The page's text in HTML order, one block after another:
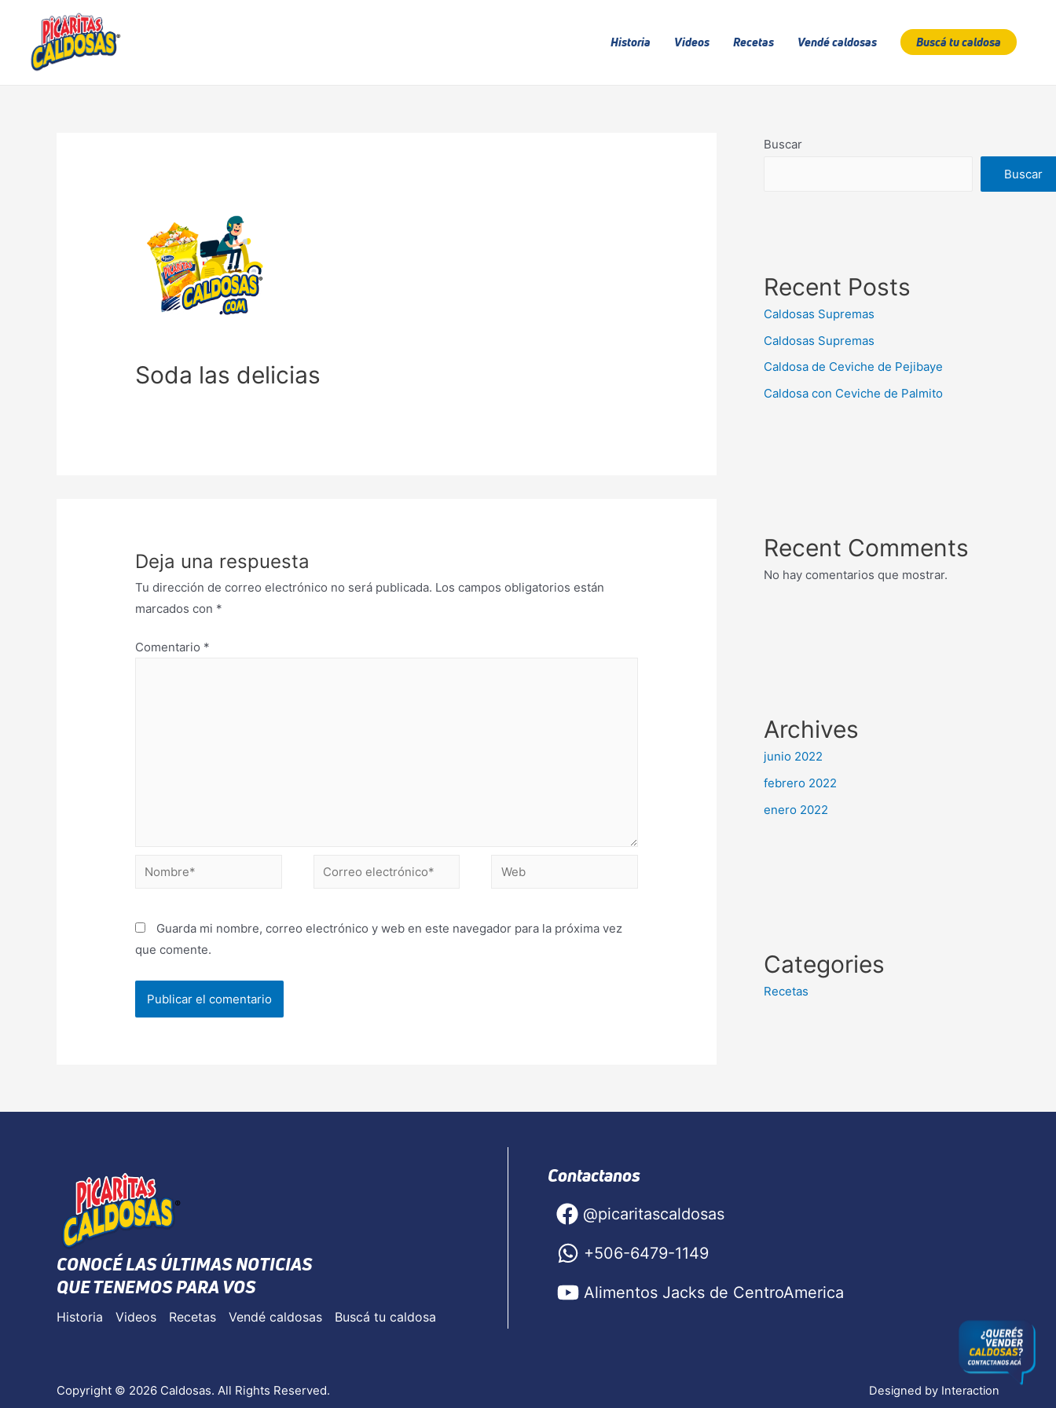
Historia Videos Recetas Vendé caldosas Buscá tu caldosa
Soda las delicias
Deja una respuesta
Tu dirección de correo electrónico no será publicada. Los campos obligatorios están
marcados con *
Comentario *
Guarda mi nombre, correo electrónico y web en este navegador para la próxima vez
que comente.
Buscar
Buscar
Recent Posts
Caldosas Supremas
Caldosas Supremas
Caldosa de Ceviche de Pejibaye
Caldosa con Ceviche de Palmito
Recent Comments
No hay comentarios que mostrar.
Archives
junio 2022
febrero 2022
enero 2022
Categories
Recetas
CONOCÉ LAS ÚLTIMAS NOTICIAS
QUE TENEMOS PARA VOS
Historia Videos Recetas Vendé caldosas Buscá tu caldosa
Contactanos
@picaritascaldosas
+506-6479-1149
Alimentos Jacks de CentroAmerica
Copyright © 2026 Caldosas. All Rights Reserved. Designed by Interaction